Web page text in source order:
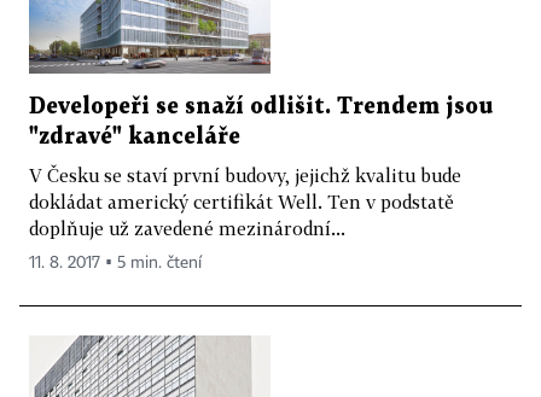
Developeři se snaží odlišit. Trendem jsou
"zdravé" kanceláře
V Česku se staví první budovy, jejichž kvalitu bude
dokládat americký certifikát Well. Ten v podstatě
doplňuje už zavedené mezinárodní...
11. 8. 2017 ▪ 5 min. čtení